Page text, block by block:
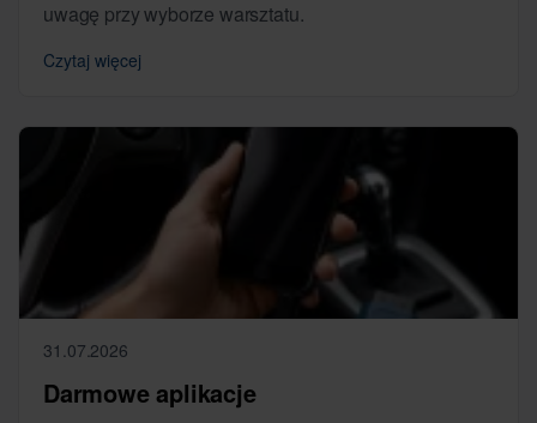
uwagę przy wyborze warsztatu.
Czytaj więcej
31.07.2026
Darmowe aplikacje